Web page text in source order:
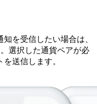
を受信したい場合は、
選択した通貨ペアが必
送信します。